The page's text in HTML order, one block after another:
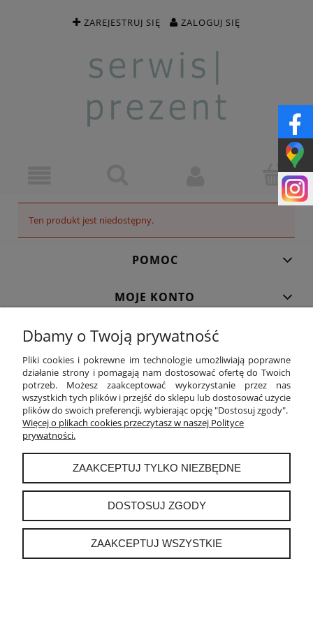
ZAREJESTRUJ SIĘ ZALOGUJ SIĘ
Ten produkt jest niedostępny.
POMOC
MOJE KONTO
PŁATNOŚCI I DOSTAWA
INFORMACJE
O NAS
POKAŻ PEŁNĄ WERSJĘ STRONY
Sklep internetowy Shoper.pl
Dbamy o Twoją prywatność
Pliki cookies i pokrewne im technologie umożliwiają poprawne
działanie strony i pomagają nam dostosować ofertę do Twoich
potrzeb. Możesz zaakceptować wykorzystanie przez nas
wszystkich tych plików i przejść do sklepu lub dostosować użycie
plików do swoich preferencji, wybierając opcję "Dostosuj zgody".
Więcej o plikach cookies przeczytasz w naszej Polityce
prywatności.
ZAAKCEPTUJ TYLKO NIEZBĘDNE
DOSTOSUJ ZGODY
ZAAKCEPTUJ WSZYSTKIE